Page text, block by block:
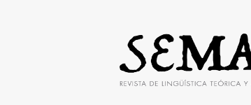
escolar. Semiótica, estética y analogía